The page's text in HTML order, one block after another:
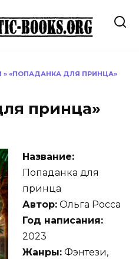
» «ПОПАДАНКА ДЛЯ ПРИНЦА»
принца»
Название:
Попаданка для
принца
Автор: Ольга Росса
Год написания:
2023
Жанры: Фэнтези,